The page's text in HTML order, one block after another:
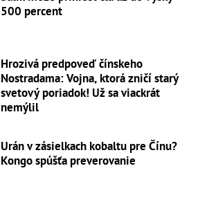
500 percent
Hrozivá predpoveď čínskeho
Nostradama: Vojna, ktorá zničí starý
svetový poriadok! Už sa viackrát
nemýlil
Urán v zásielkach kobaltu pre Čínu?
Kongo spúšťa preverovanie